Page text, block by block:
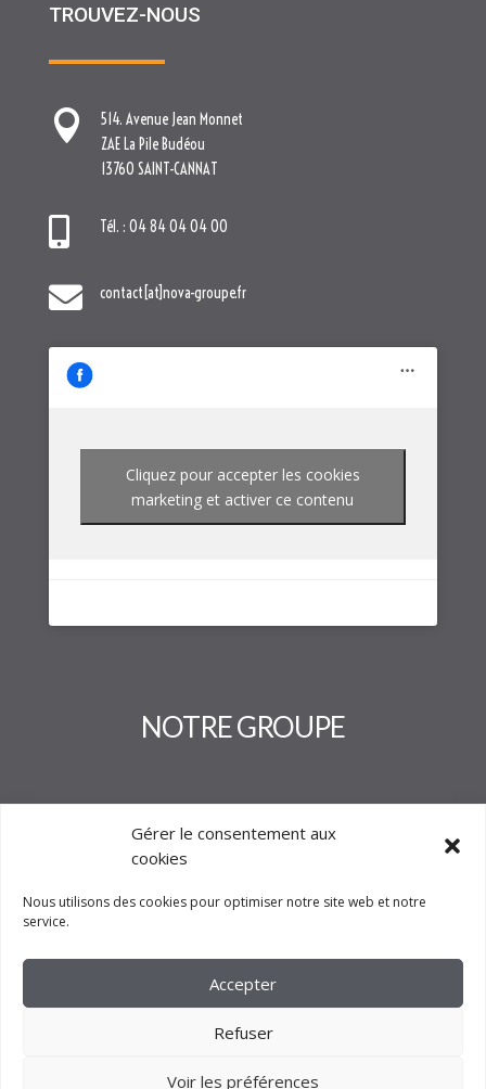
Gérer le consentement aux
cookies
Nous utilisons des cookies pour optimiser notre site web et notre
service.
Accepter
Refuser
Voir les préférences
TROUVEZ-NOUS

514. Avenue Jean Monnet
ZAE La Pile Budéou
13760 SAINT-CANNAT
 Tél. : 04 84 04 04 00
 contact[at]nova-groupe.fr
Cliquez pour accepter les cookies
marketing et activer ce contenu
NOTRE GROUPE